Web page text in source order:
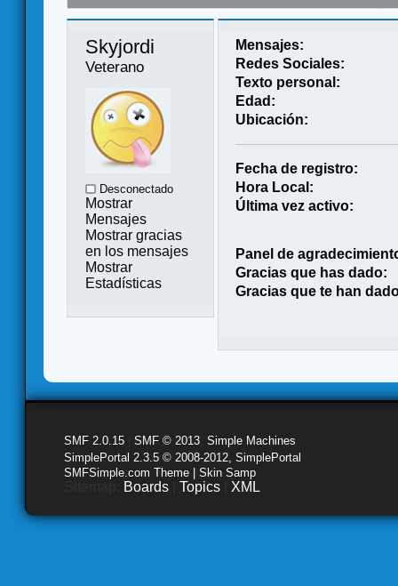
Skyjordi
Veterano
Desconectado
Mostrar
Mensajes
Mostrar gracias
en los mensajes
Mostrar
Estadísticas
Mensajes:
Redes Sociales:
Texto personal:
Edad:
Ubicación:
Fecha de registro:
Hora Local:
Última vez activo:
Panel de
Gracias que has dado:
Gracias que te han
SMF 2.0.15 SMF © 2013 Simple Machines
SimplePortal 2.3.5 © 2008-2012, SimplePortal
SMFSimple.com Theme | Skin Samp
Boards Topics XML